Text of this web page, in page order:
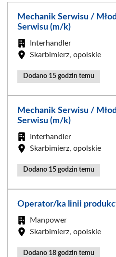
Mechanik Serwisu /
Serwisu (m/k)
Interhandler
Skarbimierz, opolskie
Dodano 15 godzin temu
Mechanik Serwisu /
Serwisu (m/k)
Interhandler
Skarbimierz, opolskie
Dodano 15 godzin temu
Operator/ka linii
Manpower
Skarbimierz, opolskie
Dodano 18 godzin temu